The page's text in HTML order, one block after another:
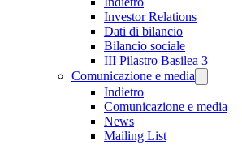
Investor Relations
Dati di bilancio
Bilancio sociale
III Pilastro Basilea 3
Comunicazione e media
Indietro
Comunicazione e media
News
Mailing List